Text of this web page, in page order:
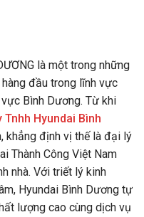
là một trong những
đầu trong lĩnh vực
Bình Dương. Từ khi
Tnhh Hyundai Bình
khẳng định vị thế là đại lý
Thành Công Việt Nam
nhà. Với triết lý kinh
Hyundai Bình Dương tự
lượng cao cùng dịch vụ